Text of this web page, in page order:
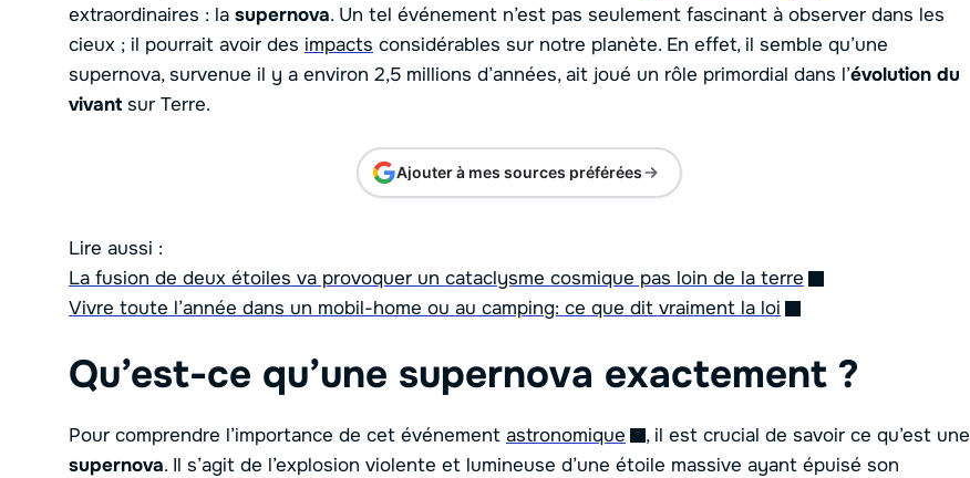
extraordinaires : la supernova. Un tel événement n’est pas seulement fascinant à observer dans les
cieux ; il pourrait avoir des impacts considérables sur notre planète. En effet, il semble qu’une
supernova, survenue il y a environ 2,5 millions d’années, ait joué un rôle primordial dans l’évolution du
vivant sur Terre.
Ajouter à mes sources préférées
Lire aussi :
La fusion de deux étoiles va provoquer un cataclysme cosmique pas loin de la terre
Vivre toute l’année dans un mobil-home ou au camping: ce que dit vraiment la loi
Qu’est-ce qu’une supernova exactement ?
Pour comprendre l’importance de cet événement astronomique
, il est crucial de savoir ce qu’est une
supernova. Il s’agit de l’explosion violente et lumineuse d’une étoile massive ayant épuisé son